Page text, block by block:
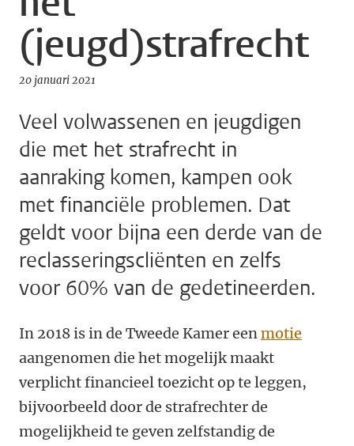
(jeugd)strafrecht
20 januari 2021
Veel volwassenen en jeugdigen
die met het strafrecht in
aanraking komen, kampen ook
met financiële problemen. Dat
geldt voor bijna een derde van de
reclasseringscliënten en zelfs
voor 60% van de gedetineerden.
In 2018 is in de Tweede Kamer eenmotie
aangenomen die het mogelijk maakt
verplicht financieel toezicht op te leggen,
bijvoorbeeld door de strafrechter de
mogelijkheid te geven zelfstandig de